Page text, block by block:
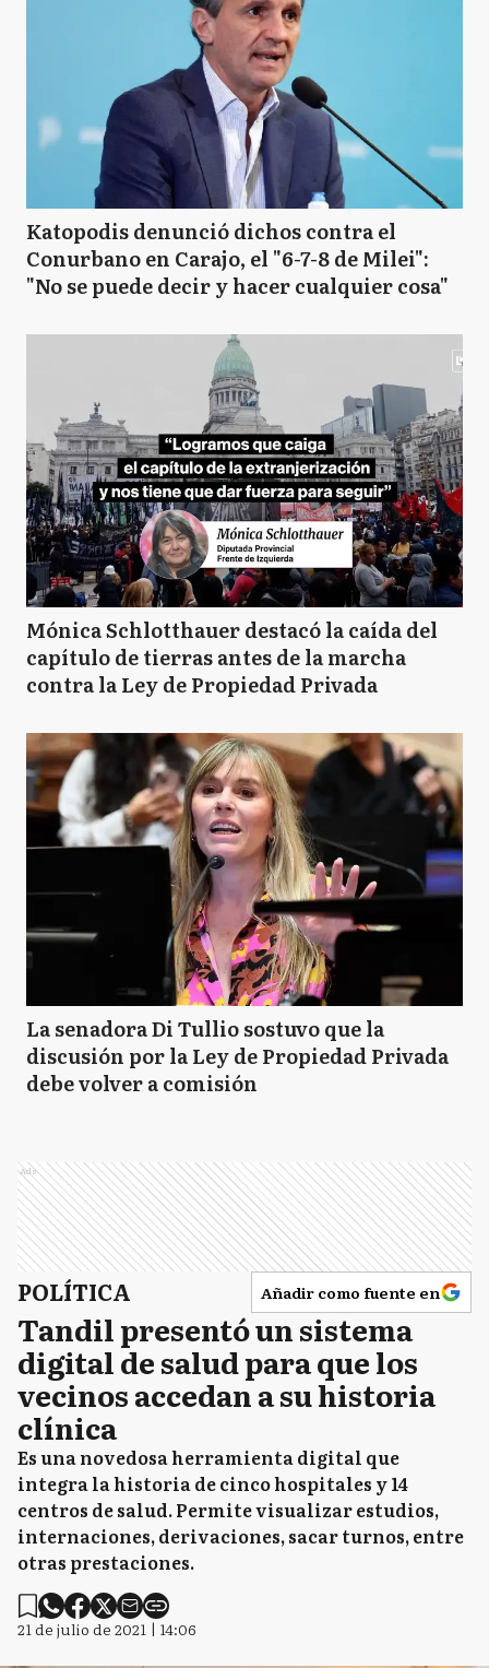
Katopodis denunció dichos contra el
Conurbano en Carajo, el "6-7-8 de Milei":
"No se puede decir y hacer cualquier cosa"
Mónica Schlotthauer destacó la caída del
capítulo de tierras antes de la marcha
contra la Ley de Propiedad Privada
La senadora Di Tullio sostuvo que la
discusión por la Ley de Propiedad Privada
debe volver a comisión
Ads
POLÍTICA Añadir como fuente en
Tandil presentó un sistema
digital de salud para que los
vecinos accedan a su historia
clínica
Es una novedosa herramienta digital que
integra la historia de cinco hospitales y 14
centros de salud. Permite visualizar estudios,
internaciones, derivaciones, sacar turnos, entre
otras prestaciones.
21 de julio de 2021 | 14:06